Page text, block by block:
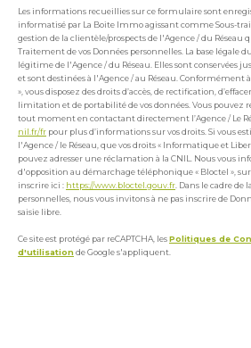
Les informations recueillies sur ce formulaire sont
informatisé par La Boite Immo agissant comme Sous-
gestion de la clientèle/prospects de l'Agence / du Réseau
Traitement de vos Données personnelles. La base
légitime de l'Agence / du Réseau. Elles sont conservées
et sont destinées à l'Agence / au Réseau. Conformément
», vous disposez des droits d’accès, de rectification,
limitation et de portabilité de vos données. Vous pouvez
tout moment en contactant directement l’Agence / Le
nil.fr/fr pour plus d’informations sur vos droits. Si vous
l'Agence / le Réseau, que vos droits « Informatique et
pouvez adresser une réclamation à la CNIL. Nous vous
d'opposition au démarchage téléphonique « Bloctel »,
inscrire ici : https://www.bloctel.gouv.fr . Dans le cadre
personnelles, nous vous invitons à ne pas inscrire de
saisie libre.
Ce site est protégé par reCAPTCHA, lesPolitiques de
d'utilisationde Google s'appliquent.